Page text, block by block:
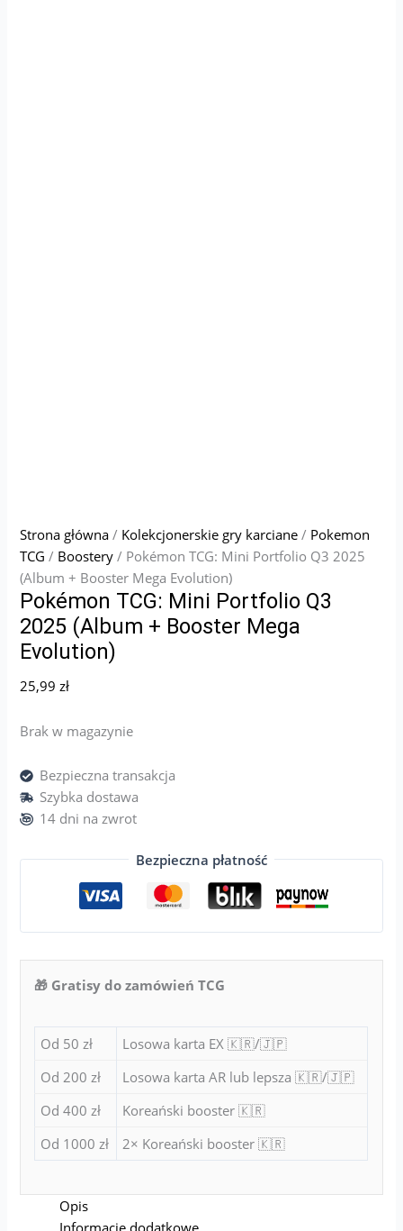
Strona główna / Kolekcjonerskie gry karciane / Pokemon
TCG / Boostery / Pokémon TCG: Mini Portfolio Q3 2025
(Album + Booster Mega Evolution)
Pokémon TCG: Mini Portfolio Q3
2025 (Album + Booster Mega
Evolution)
25,99zł
Brak w magazynie
Bezpieczna transakcja
Szybka dostawa
14 dni na zwrot
Bezpieczna płatność
🎁 Gratisy do zamówień TCG
Od 50 zł
Losowa karta EX 🇰🇷/🇯🇵
Od 200 zł
Losowa karta AR lub lepsza 🇰🇷/🇯🇵
Od 400 zł
Koreański booster 🇰🇷
Od 1000 zł
2× Koreański booster 🇰🇷
Opis
Informacje dodatkowe